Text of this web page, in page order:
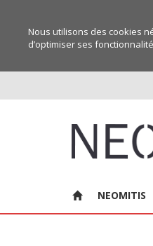
Nous utilisons des cookies
d’optimiser ses
NEOMITIS